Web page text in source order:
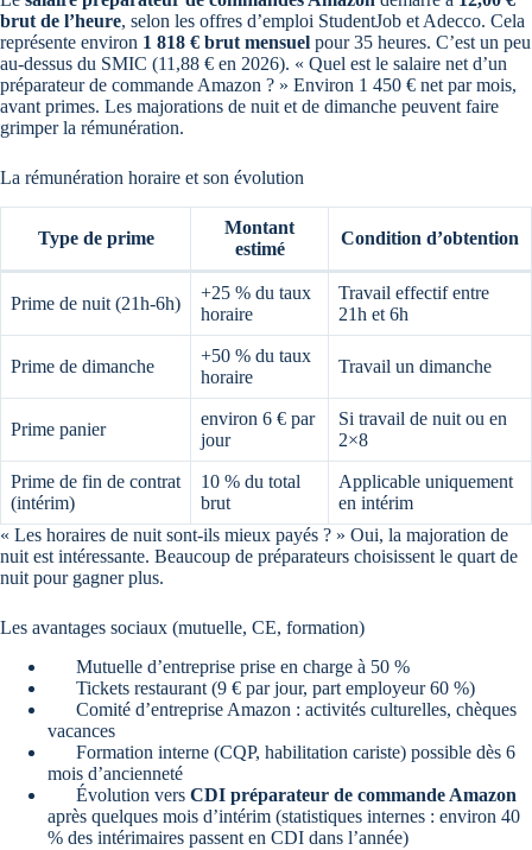
brut de l’heure, selon les offres d’emploi StudentJob et Adecco. Cela
représente environ 1 818 € brut mensuel pour 35 heures. C’est un peu
au-dessus du SMIC (11,88 € en 2026). « Quel est le salaire net d’un
préparateur de commande Amazon ? » Environ 1 450 € net par mois,
avant primes. Les majorations de nuit et de dimanche peuvent faire
grimper la rémunération.
La rémunération horaire et son évolution
Type de prime
Montant
estimé
Condition d’obtention
Prime de nuit (21h-6h)
+25 % du taux
horaire
Travail effectif entre
21h et 6h
Prime de dimanche
+50 % du taux
horaire
Travail un dimanche
Prime panier
environ 6 € par
jour
Si travail de nuit ou en
2×8
Prime de fin de contrat
(intérim)
10 % du total
brut
Applicable uniquement
en intérim
« Les horaires de nuit sont-ils mieux payés ? » Oui, la majoration de
nuit est intéressante. Beaucoup de préparateurs choisissent le quart de
nuit pour gagner plus.
Les avantages sociaux (mutuelle, CE, formation)
Mutuelle d’entreprise prise en charge à 50 %
Tickets restaurant (9 € par jour, part employeur 60 %)
Comité d’entreprise Amazon : activités culturelles, chèques
vacances
Formation interne (CQP, habilitation cariste) possible dès 6
mois d’ancienneté
Évolution vers CDI préparateur de commande Amazon
après quelques mois d’intérim (statistiques internes : environ 40
% des intérimaires passent en CDI dans l’année)